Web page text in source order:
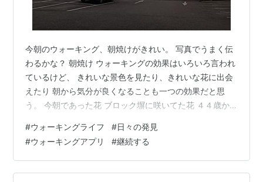
今朝のウォーキング、朝焼けがきれい。 写真でうまく伝
わるかな？ 朝焼け ウォーキングの効果はいろいろ言われ
ているけど、 きれいな景色を見たり、きれいな花に出会
えたり 朝から気分が良くなることも一つの効果だと思
う。 今朝であった花 ブロック塀に咲いてた花 ４４歳か
その日の気分によって変えているので 景色を見ることも
楽しみ。 家の近所でも、 「こんな路地があったのか？」
とか 「こんなところのいつの間に新しい建物ができ
た？」 とか 「いつの間にか建物が壊されて平地になって
#ウォーキングライフ #日々の発見
#ウォーキングアプリ #継続する